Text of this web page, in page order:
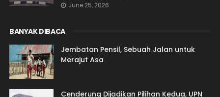
June 25, 2026
BANYAK DIBACA
Jembatan Pensil, Sebuah Jalan untuk
Merajut Asa
Cenderung Dijadikan Pilihan Kedua, UPN